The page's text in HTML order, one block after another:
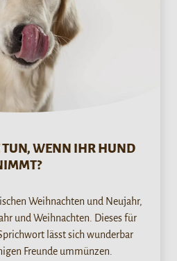
TUN, WENN IHR HUND
Weihnachten und Neujahr,
und Weihnachten. Dieses für
lässt sich wunderbar
Freunde ummünzen.